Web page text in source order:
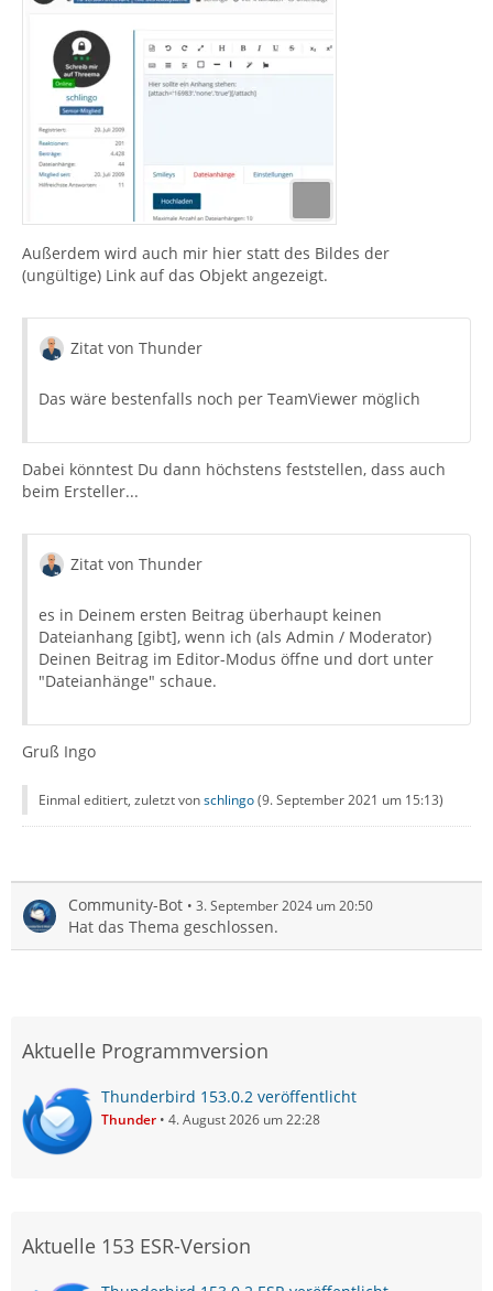
Außerdem wird auch mir hier statt des Bildes der
(ungültige) Link auf das Objekt angezeigt.
Zitat von Thunder
Das wäre bestenfalls noch per TeamViewer möglich
Dabei könntest Du dann höchstens feststellen, dass auch
beim Ersteller...
Zitat von Thunder
es in Deinem ersten Beitrag überhaupt keinen
Dateianhang [gibt], wenn ich (als Admin / Moderator)
Deinen Beitrag im Editor-Modus öffne und dort unter
"Dateianhänge" schaue.
Gruß Ingo
Einmal editiert, zuletzt vonschlingo(9. September 2021 um 15:13)
Community-Bot 3. September 2024 um 20:50
Hat das Thema geschlossen.
Aktuelle Programmversion
Thunderbird 153.0.2 veröffentlicht
Thunder 4. August 2026 um 22:28
Aktuelle 153 ESR-Version